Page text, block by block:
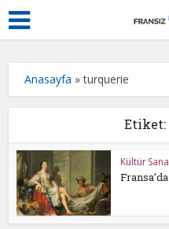
Anasayfa »turquerie
Etiket:
Kültür